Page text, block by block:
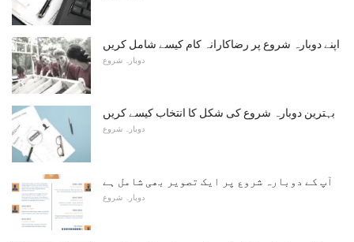
اپنے دوبارہ شروع پر رضاکارانہ کام کیسے شامل کریں
دوبارہ شروع
بہترین دوبارہ شروع کی شکل کا انتخاب کیسے کریں
دوبارہ شروع
آپ کے دوبارہ شروع پر ایک تصویر بھی شامل ہے
دوبارہ شروع